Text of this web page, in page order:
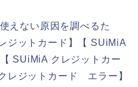
えない原因を調べるた
ジットカード】【 SUiMiA
SUiMiA クレジットカー
レジットカード エラー】